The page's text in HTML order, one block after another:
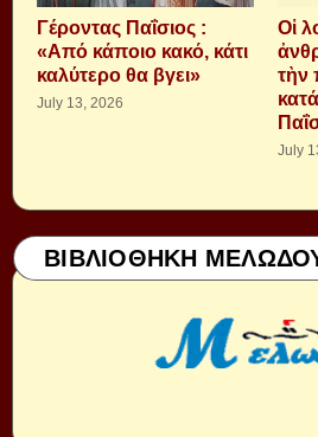
Γέροντας Παΐσιος :
«Από κάποιο κακό, κάτι
καλύτερο θα βγει»
July 13, 2026
Οἱ
τὴν
July
ΒΙΒΛΙΟΘΗΚΗ